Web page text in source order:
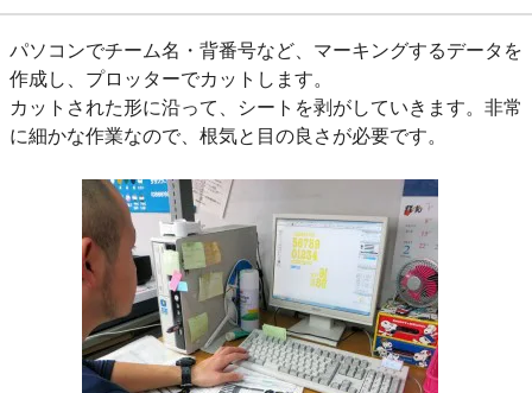
パソコンでチーム名・背番号など、マーキングするデータを
作成し、プロッターでカットします。
カットされた形に沿って、シートを剥がしていきます。非常
に細かな作業なので、根気と目の良さが必要です。